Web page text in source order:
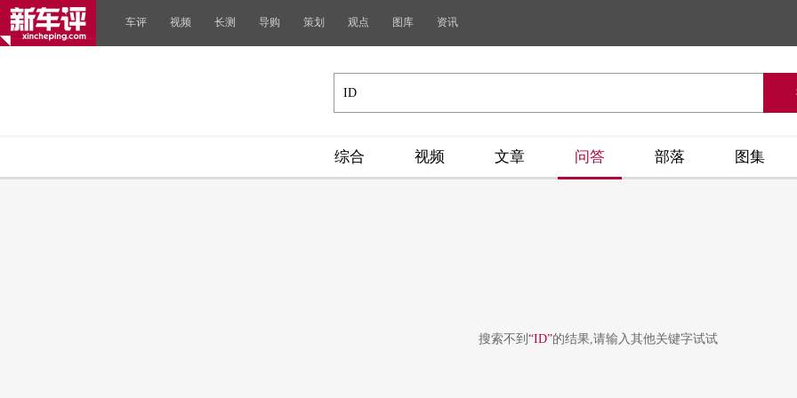
车评 视频 长测 导购 策划 观点 图库 资讯
综合 视频 文章 问答 部落 图集
搜索不到 “ID”的结果,请输入其他关键字试试